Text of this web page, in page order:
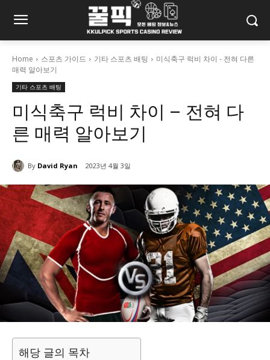
Home 스포츠 가이드 기타 스포츠 배팅
미식축구 럭비 차이 - 전혀 다른
매력 알아보기
기타 스포츠 배팅
미식축구 럭비 차이 – 전혀 다
른 매력 알아보기
By David Ryan 2023년 4월 3일
해당 글의 목차